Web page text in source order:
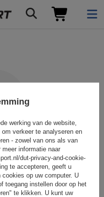
u zoekt is
geven. Gebruikgeavanceerde
.
werking van de website,
verkeer te analyseren en
- zowel van ons als van
informatie naar
dut-privacy-and-cookie-
te accepteren, geeft u
op uw computer. U
toegang instellen door op het
te klikken. U kunt uw